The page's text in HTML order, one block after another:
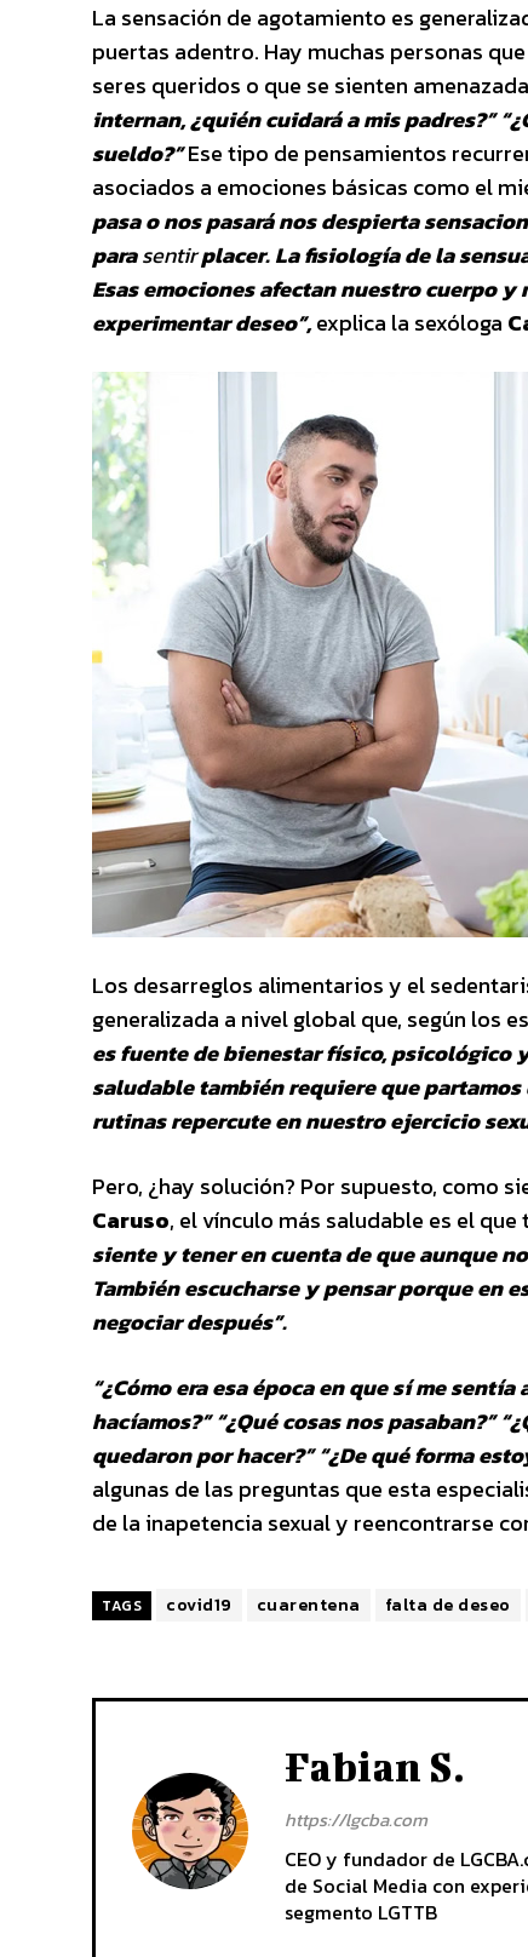
La sensación de agotamiento es
puertas adentro. Hay muchas personas
seres queridos o que se sienten
internan, ¿quién cuidará a mis padres?”
sueldo?”Ese tipo de pensamientos
asociados a emociones básicas como el
pasa o nos pasará nos despierta
parasentirplacer. La fisiología de la
Esas emociones afectan nuestro cuerpo
experimentar deseo”,explica la sexóloga
Los desarreglos alimentarios y el
generalizada a nivel global que, según los
es fuente de bienestar físico, psicológico
saludable también requiere que
rutinas repercute en nuestro ejercicio
Pero, ¿hay solución? Por supuesto, como
Caruso, el vínculo más saludable es el
siente y tener en cuenta de que aunque
También escucharse y pensar porque en
negociar después”.
“¿Cómo era esa época en que sí me
hacíamos?” “¿Qué cosas nos pasaban?”
quedaron por hacer?” “¿De qué forma
algunas de las preguntas que esta
de la inapetencia sexual y reencontrarse
TAGS covid19 cuarentena falta de deseo
Fabian S.
https://lgcba.com
CEO y fundador de
de Social Media con
segmento LGTTB